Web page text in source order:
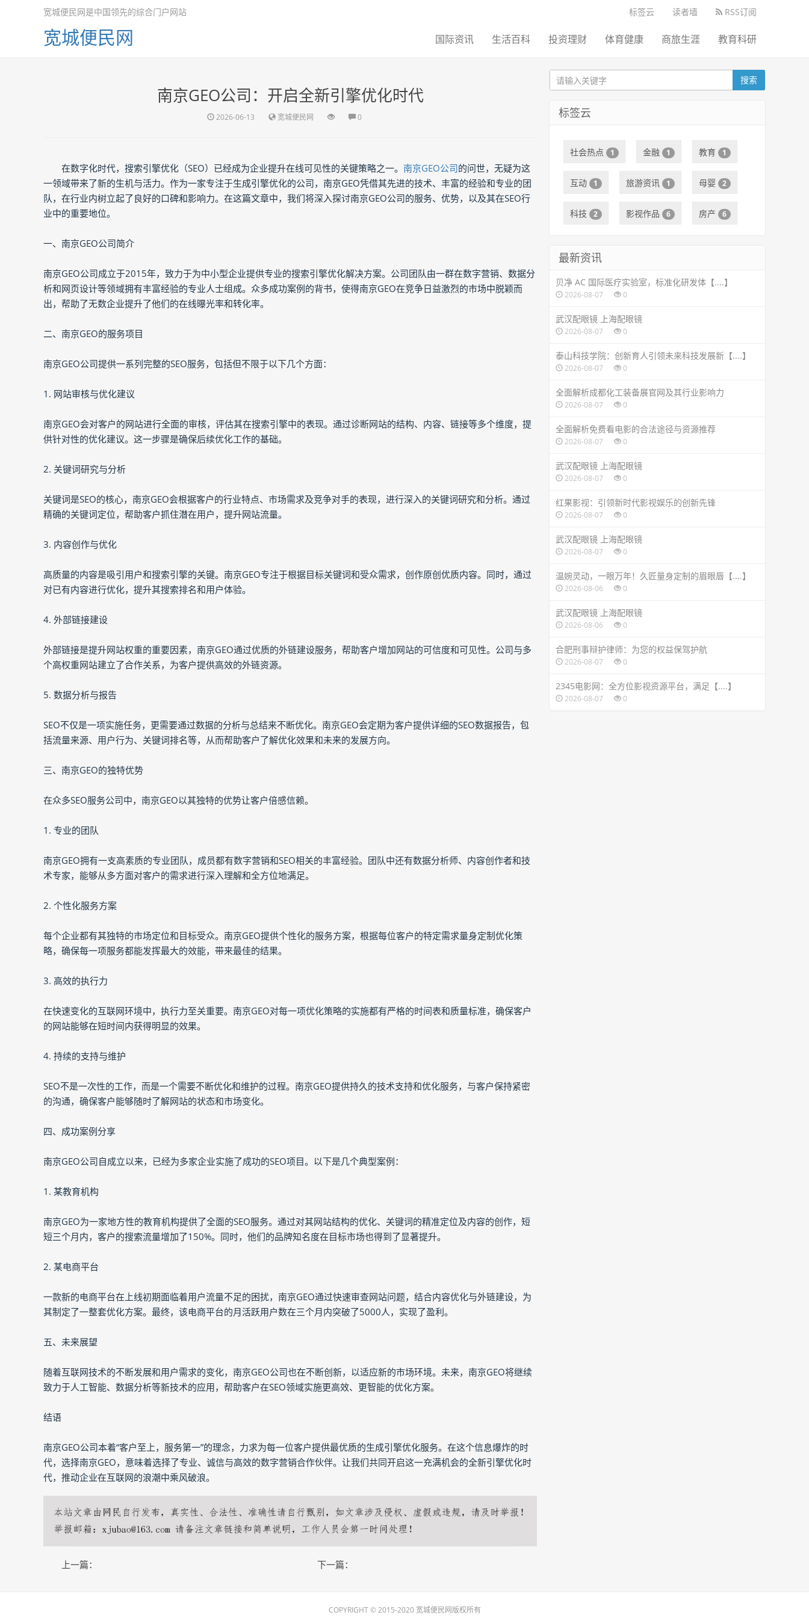
标签云 读者墙 RSS订阅
宽城便民网是中国领先的综合门户网站
宽城便民网 国际资讯 生活百科 投资理财 体育健康 商旅生涯 教育科研
南京GEO公司：开启全新引擎优化时代
2026-06-13 宽城便民网 0
在数字化时代，搜索引擎优化（SEO）已经成为企业提升在线可见性的关键策略之一。 南京GEO公司的问世，无疑为这
一领域带来了新的生机与活力。作为一家专注于生成引擎优化的公司，南京GEO凭借其先进的技术、丰富的经验和专业的团
队，在行业内树立起了良好的口碑和影响力。在这篇文章中，我们将深入探讨南京GEO公司的服务、优势，以及其在SEO行
业中的重要地位。
一、南京GEO公司简介
南京GEO公司成立于2015年，致力于为中小型企业提供专业的搜索引擎优化解决方案。公司团队由一群在数字营销、数据分
析和网页设计等领域拥有丰富经验的专业人士组成。众多成功案例的背书，使得南京GEO在竞争日益激烈的市场中脱颖而
出，帮助了无数企业提升了他们的在线曝光率和转化率。
二、南京GEO的服务项目
南京GEO公司提供一系列完整的SEO服务，包括但不限于以下几个方面：
1. 网站审核与优化建议
南京GEO会对客户的网站进行全面的审核，评估其在搜索引擎中的表现。通过诊断网站的结构、内容、链接等多个维度，提
供针对性的优化建议。这一步骤是确保后续优化工作的基础。
2. 关键词研究与分析
关键词是SEO的核心，南京GEO会根据客户的行业特点、市场需求及竞争对手的表现，进行深入的关键词研究和分析。通过
精确的关键词定位，帮助客户抓住潜在用户，提升网站流量。
3. 内容创作与优化
高质量的内容是吸引用户和搜索引擎的关键。南京GEO专注于根据目标关键词和受众需求，创作原创优质内容。同时，通过
对已有内容进行优化，提升其搜索排名和用户体验。
4. 外部链接建设
外部链接是提升网站权重的重要因素，南京GEO通过优质的外链建设服务，帮助客户增加网站的可信度和可见性。公司与多
个高权重网站建立了合作关系，为客户提供高效的外链资源。
5. 数据分析与报告
SEO不仅是一项实施任务，更需要通过数据的分析与总结来不断优化。南京GEO会定期为客户提供详细的SEO数据报告，包
括流量来源、用户行为、关键词排名等，从而帮助客户了解优化效果和未来的发展方向。
三、南京GEO的独特优势
在众多SEO服务公司中，南京GEO以其独特的优势让客户倍感信赖。
1. 专业的团队
南京GEO拥有一支高素质的专业团队，成员都有数字营销和SEO相关的丰富经验。团队中还有数据分析师、内容创作者和技
术专家，能够从多方面对客户的需求进行深入理解和全方位地满足。
2. 个性化服务方案
每个企业都有其独特的市场定位和目标受众。南京GEO提供个性化的服务方案，根据每位客户的特定需求量身定制优化策
略，确保每一项服务都能发挥最大的效能，带来最佳的结果。
3. 高效的执行力
在快速变化的互联网环境中，执行力至关重要。南京GEO对每一项优化策略的实施都有严格的时间表和质量标准，确保客户
的网站能够在短时间内获得明显的效果。
4. 持续的支持与维护
SEO不是一次性的工作，而是一个需要不断优化和维护的过程。南京GEO提供持久的技术支持和优化服务，与客户保持紧密
的沟通，确保客户能够随时了解网站的状态和市场变化。
四、成功案例分享
南京GEO公司自成立以来，已经为多家企业实施了成功的SEO项目。以下是几个典型案例：
1. 某教育机构
南京GEO为一家地方性的教育机构提供了全面的SEO服务。通过对其网站结构的优化、关键词的精准定位及内容的创作，短
短三个月内，客户的搜索流量增加了150%。同时，他们的品牌知名度在目标市场也得到了显著提升。
2. 某电商平台
一款新的电商平台在上线初期面临着用户流量不足的困扰，南京GEO通过快速审查网站问题，结合内容优化与外链建设，为
其制定了一整套优化方案。最终，该电商平台的月活跃用户数在三个月内突破了5000人，实现了盈利。
五、未来展望
随着互联网技术的不断发展和用户需求的变化，南京GEO公司也在不断创新，以适应新的市场环境。未来，南京GEO将继续
致力于人工智能、数据分析等新技术的应用，帮助客户在SEO领域实施更高效、更智能的优化方案。
结语
南京GEO公司本着“客户至上，服务第一”的理念，力求为每一位客户提供最优质的生成引擎优化服务。在这个信息爆炸的时
代，选择南京GEO，意味着选择了专业、诚信与高效的数字营销合作伙伴。让我们共同开启这一充满机会的全新引擎优化时
代，推动企业在互联网的浪潮中乘风破浪。
上一篇： 下一篇：
搜索
标签云
社会热点 1 金融 1 教育 1
互动 1 旅游资讯 1 母婴 2
科技 2 影视作品 6 房产 6
最新资讯
贝净 AC 国际医疗实验室，标准化研发体【....】
2026-08-07 0
武汉配眼镜 上海配眼镜
2026-08-07 0
泰山科技学院：创新育人引领未来科技发展新【....】
2026-08-07 0
全面解析成都化工装备展官网及其行业影响力
2026-08-07 0
全面解析免费看电影的合法途径与资源推荐
2026-08-07 0
武汉配眼镜 上海配眼镜
2026-08-07 0
红果影视：引领新时代影视娱乐的创新先锋
2026-08-07 0
武汉配眼镜 上海配眼镜
2026-08-07 0
温婉灵动，一眼万年！久匠量身定制的眉眼唇【....】
2026-08-06 0
武汉配眼镜 上海配眼镜
2026-08-06 0
合肥刑事辩护律师：为您的权益保驾护航
2026-08-07 0
2345电影网：全方位影视资源平台，满足【....】
2026-08-07 0
COPYRIGHT © 2015-2020 宽城便民网版权所有